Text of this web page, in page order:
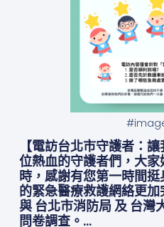
【電訪台北市守護者：
位熱血的守護者們，大
時，感謝有您第一時間
的緊急醫療救護網絡更
與 台北市消防局 及 台灣
問卷調查。…